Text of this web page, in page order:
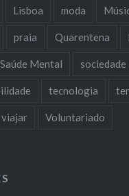
Lisboa moda
praia Quarentena
Saúde Mental sociedade
tecnologia
viajar Voluntariado